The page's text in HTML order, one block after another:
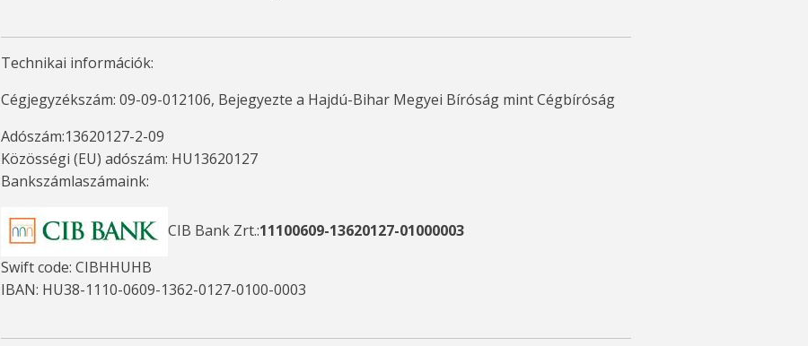
Technikai információk:
Cégjegyzékszám: 09-09-012106, Bejegyezte a Hajdú-Bihar Megyei Bíróság mint Cégbíróság
Adószám:13620127-2-09
Közösségi (EU) adószám: HU13620127
Bankszámlaszámaink:
CIB Bank Zrt.:11100609-13620127-01000003
Swift code: CIBHHUHB
IBAN: HU38-1110-0609-1362-0127-0100-0003